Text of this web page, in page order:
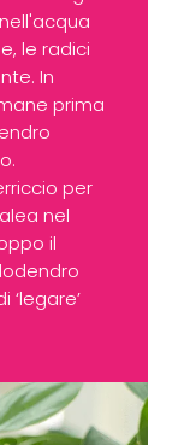
le radici
In
prima
per
nel
il
‘legare’